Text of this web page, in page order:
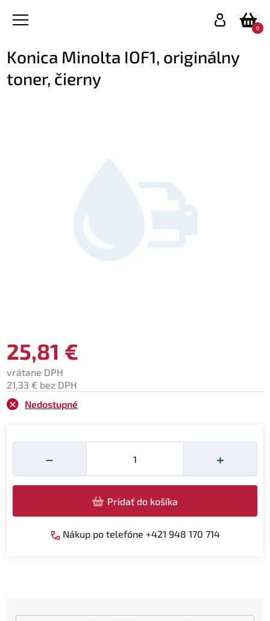
0
Konica Minolta IOF1, originálny
toner, čierny
25,81 €
vrátane DPH
21,33 € bez DPH
Nedostupné
−
Množství
+
Pridať do košíka
Nákup po telefóne +421 948 170 714